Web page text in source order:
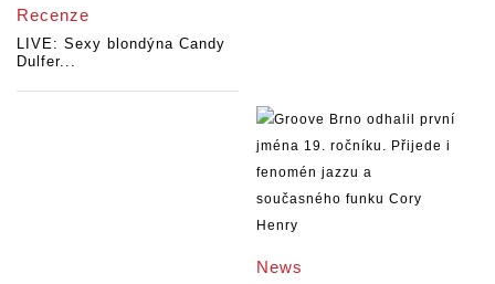
Recenze
LIVE: Sexy blondýna Candy
Dulfer...
News